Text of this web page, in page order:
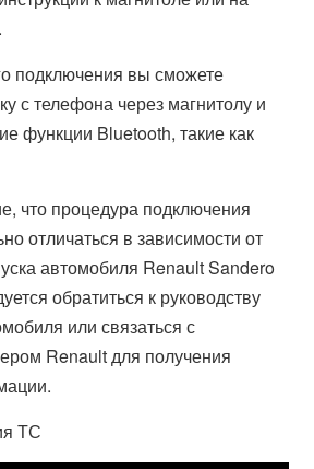
подключения вы сможете
с телефона через магнитолу и
функции Bluetooth, такие как
что процедура подключения
отличаться в зависимости от
автомобиля Renault Sandero
обратиться к руководству
или связаться с
Renault для получения
ТС